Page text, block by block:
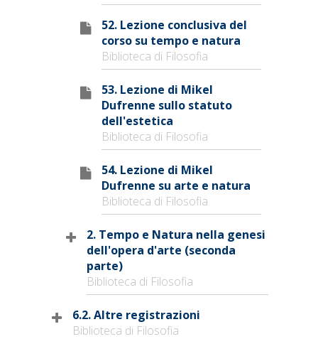
52. Lezione conclusiva del
corso su tempo e natura
Biblioteca di Filosofia
53. Lezione di Mikel
Dufrenne sullo statuto
dell'estetica
Biblioteca di Filosofia
54. Lezione di Mikel
Dufrenne su arte e natura
Biblioteca di Filosofia
2. Tempo e Natura nella genesi
dell'opera d'arte (seconda
parte)
Biblioteca di Filosofia
6.2. Altre registrazioni
Biblioteca di Filosofia